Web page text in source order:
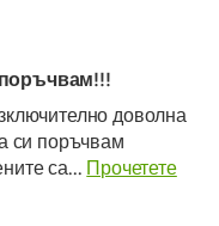
доволна
си поръчвам
са... Прочетете